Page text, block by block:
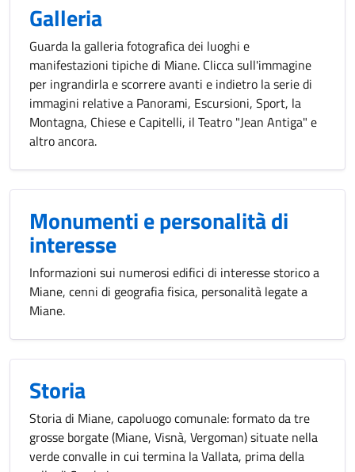
Galleria
Guarda la galleria fotografica dei luoghi e
manifestazioni tipiche di Miane. Clicca sull'immagine
per ingrandirla e scorrere avanti e indietro la serie di
immagini relative a Panorami, Escursioni, Sport, la
Montagna, Chiese e Capitelli, il Teatro "Jean Antiga" e
altro ancora.
Monumenti e personalità di
interesse
Informazioni sui numerosi edifici di interesse storico a
Miane, cenni di geografia fisica, personalità legate a
Miane.
Storia
Storia di Miane, capoluogo comunale: formato da tre
grosse borgate (Miane, Visnà, Vergoman) situate nella
verde convalle in cui termina la Vallata, prima della